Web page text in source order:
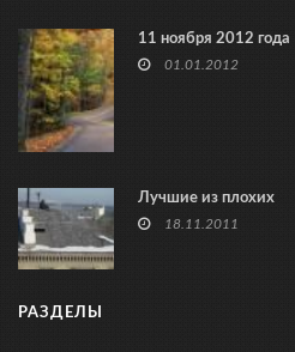
11 ноября 2012 года
01.01.2012
Лучшие из плохих
18.11.2011
РАЗДЕЛЫ